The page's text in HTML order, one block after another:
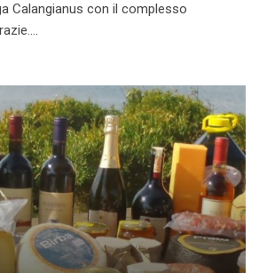
Calangianus con il complesso